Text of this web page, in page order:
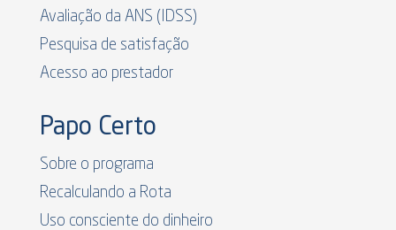
Avaliação da ANS (IDSS)
Pesquisa de satisfação
Acesso ao prestador
Papo Certo
Sobre o programa
Recalculando a Rota
Uso consciente do dinheiro